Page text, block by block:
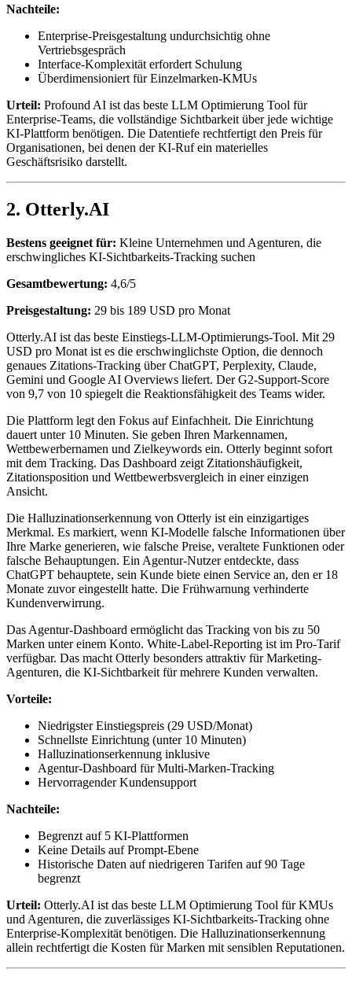
Nachteile:
Enterprise-Preisgestaltung undurchsichtig ohne
Vertriebsgespräch
Interface-Komplexität erfordert Schulung
Überdimensioniert für Einzelmarken-KMUs
Urteil: Profound AI ist das beste LLM Optimierung Tool für
Enterprise-Teams, die vollständige Sichtbarkeit über jede wichtige
KI-Plattform benötigen. Die Datentiefe rechtfertigt den Preis für
Organisationen, bei denen der KI-Ruf ein materielles
Geschäftsrisiko darstellt.
2. Otterly.AI
Bestens geeignet für: Kleine Unternehmen und Agenturen, die
erschwingliches KI-Sichtbarkeits-Tracking suchen
Gesamtbewertung: 4,6/5
Preisgestaltung: 29 bis 189 USD pro Monat
Otterly.AI ist das beste Einstiegs-LLM-Optimierungs-Tool. Mit 29
USD pro Monat ist es die erschwinglichste Option, die dennoch
genaues Zitations-Tracking über ChatGPT, Perplexity, Claude,
Gemini und Google AI Overviews liefert. Der G2-Support-Score
von 9,7 von 10 spiegelt die Reaktionsfähigkeit des Teams wider.
Die Plattform legt den Fokus auf Einfachheit. Die Einrichtung
dauert unter 10 Minuten. Sie geben Ihren Markennamen,
Wettbewerbernamen und Zielkeywords ein. Otterly beginnt sofort
mit dem Tracking. Das Dashboard zeigt Zitationshäufigkeit,
Zitationsposition und Wettbewerbsvergleich in einer einzigen
Ansicht.
Die Halluzinationserkennung von Otterly ist ein einzigartiges
Merkmal. Es markiert, wenn KI-Modelle falsche Informationen über
Ihre Marke generieren, wie falsche Preise, veraltete Funktionen oder
falsche Behauptungen. Ein Agentur-Nutzer entdeckte, dass
ChatGPT behauptete, sein Kunde biete einen Service an, den er 18
Monate zuvor eingestellt hatte. Die Frühwarnung verhinderte
Kundenverwirrung.
Das Agentur-Dashboard ermöglicht das Tracking von bis zu 50
Marken unter einem Konto. White-Label-Reporting ist im Pro-Tarif
verfügbar. Das macht Otterly besonders attraktiv für Marketing-
Agenturen, die KI-Sichtbarkeit für mehrere Kunden verwalten.
Vorteile:
Niedrigster Einstiegspreis (29 USD/Monat)
Schnellste Einrichtung (unter 10 Minuten)
Halluzinationserkennung inklusive
Agentur-Dashboard für Multi-Marken-Tracking
Hervorragender Kundensupport
Nachteile:
Begrenzt auf 5 KI-Plattformen
Keine Details auf Prompt-Ebene
Historische Daten auf niedrigeren Tarifen auf 90 Tage
begrenzt
Urteil: Otterly.AI ist das beste LLM Optimierung Tool für KMUs
und Agenturen, die zuverlässiges KI-Sichtbarkeits-Tracking ohne
Enterprise-Komplexität benötigen. Die Halluzinationserkennung
allein rechtfertigt die Kosten für Marken mit sensiblen Reputationen.